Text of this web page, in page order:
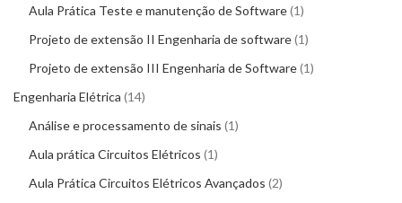
Aula Prática Teste e manutenção de Software 1
Projeto de extensão II Engenharia de software 1
Projeto de extensão III Engenharia de Software 1
Engenharia Elétrica 14
Análise e processamento de sinais 1
Aula prática Circuitos Elétricos 1
Aula Prática Circuitos Elétricos Avançados 2